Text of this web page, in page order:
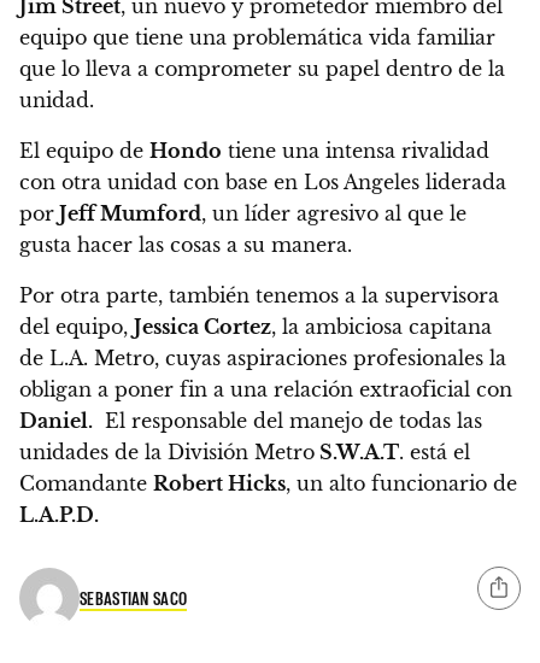
Jim Street, un nuevo y prometedor miembro del
equipo que tiene una problemática vida familiar
que lo lleva a comprometer su papel dentro de la
unidad.
El equipo de Hondo tiene una intensa rivalidad
con otra unidad con base en Los Angeles liderada
por Jeff Mumford, un líder agresivo al que le
gusta hacer las cosas a su manera.
Por otra parte, también tenemos a la supervisora
del equipo, Jessica Cortez, la ambiciosa capitana
de L.A. Metro, cuyas aspiraciones profesionales la
obligan a poner fin a una relación extraoficial con
Daniel. El responsable del manejo de todas las
unidades de la División Metro S.W.A.T. está el
Comandante Robert Hicks, un alto funcionario de
L.A.P.D.
SEBASTIAN SACO